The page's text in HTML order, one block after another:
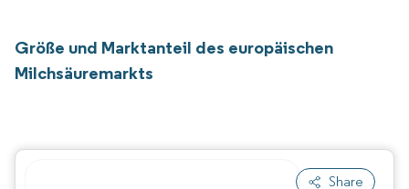
Größe und Marktanteil des europäischen
Milchsäuremarkts
Share